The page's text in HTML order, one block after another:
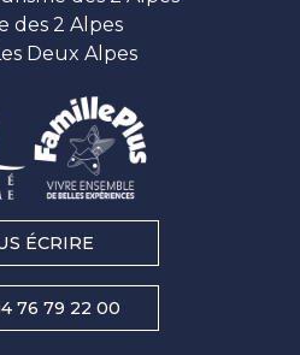
des 2 Alpes
Deux Alpes
ÉCRIRE
76 79 22 00